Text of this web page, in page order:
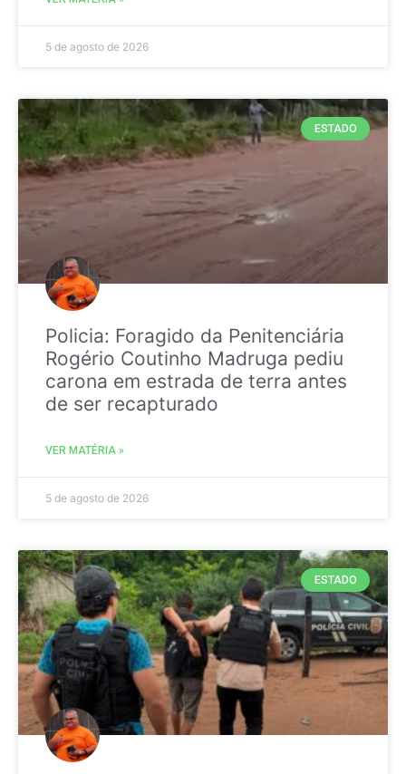
5 de agosto de 2026
ESTADO
Policia: Foragido da Penitenciária
Rogério Coutinho Madruga pediu
carona em estrada de terra antes
de ser recapturado
VER MATÉRIA »
5 de agosto de 2026
ESTADO